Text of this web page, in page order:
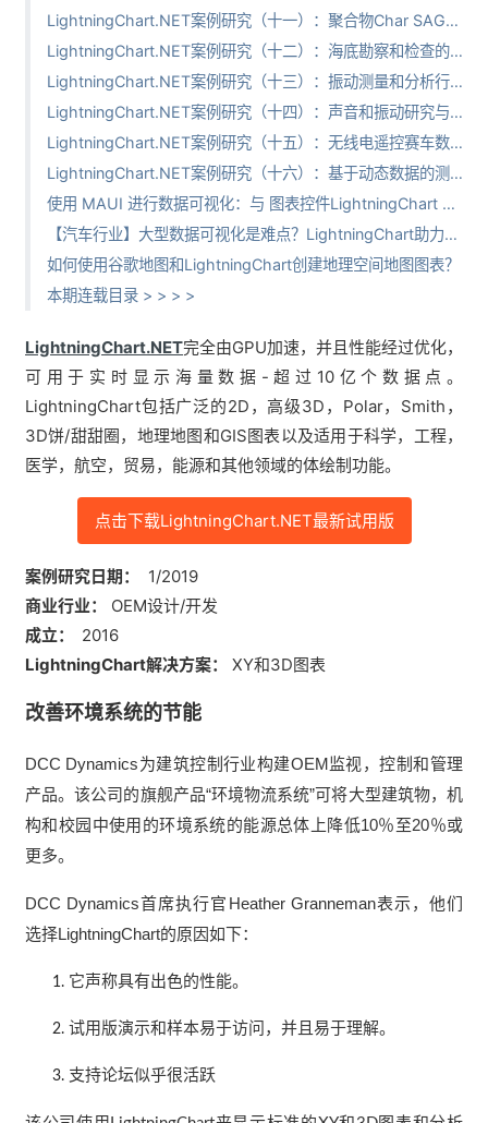
LightningChart.NET案例研究（十一）：聚合物Char SAGPC-IR研究
LightningChart.NET案例研究（十二）：海底勘察和检查的软件开发真实案例探究
LightningChart.NET案例研究（十三）：振动测量和分析行业-ViCont
LightningChart.NET案例研究（十四）：声音和振动研究与分析
LightningChart.NET案例研究（十五）：无线电遥控赛车数据管理与分析
LightningChart.NET案例研究（十六）：基于动态数据的测量的广泛服务
使用 MAUI 进行数据可视化：与 图表控件LightningChart JS 的兼容性项目模板
【汽车行业】大型数据可视化是难点？LightningChart助力搭建数据管理系统
如何使用谷歌地图和LightningChart创建地理空间地图图表？
本期连载目录 > > > >
LightningChart.NET完全由GPU加速，并且性能经过优化，
可用于实时显示海量数据-超过10亿个数据点。
LightningChart包括广泛的2D，高级3D，Polar，Smith，
3D饼/甜甜圈，地理地图和GIS图表以及适用于科学，工程，
医学，航空，贸易，能源和其他领域的体绘制功能。
点击下载LightningChart.NET最新试用版
案例研究日期：
1/2019
商业行业：
OEM设计/开发
成立：
2016
LightningChart解决方案：
XY和3D图表
改善环境系统的节能
DCC Dynamics为建筑控制行业构建OEM监视，控制和管理
产品。该公司的旗舰产品“环境物流系统”可将大型建筑物，机
构和校园中使用的环境系统的能源总体上降低10％至20％或
更多。
DCC Dynamics首席执行官Heather Granneman表示，他们
选择LightningChart的原因如下：
它声称具有出色的性能。
试用版演示和样本易于访问，并且易于理解。
支持论坛似乎很活跃